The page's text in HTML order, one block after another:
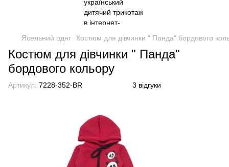
Ясельний одяг Костюм для дівчинки " Панда" бордового
Костюм для дівчинки " Панда"
бордового кольору
Артикул: 7228-352-BR 3 відгуки